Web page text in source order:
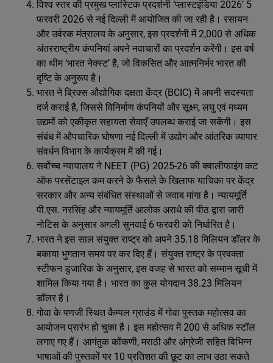
विश्व स्तर की प्रमुख प्लास्टिक प्रदर्शनी ‘प्लास्टइंडिया 2026’ 5
फरवरी 2026 से नई दिल्ली में आयोजित की जा रही है। रसायन
और उर्वरक मंत्रालय के अनुसार, इस प्रदर्शनी में 2,000 से अधिक
अंतरराष्ट्रीय कंपनियां अपने नवाचारों का प्रदर्शन करेंगी। इस वर्ष
का थीम ‘भारत नेक्स्ट’ है, जो विकसित और आत्मनिर्भर भारत की
दृष्टि के अनुरूप है।
भारत ने ब्रिक्स औद्योगिक दक्षता केंद्र (BCIC) में अपनी सदस्यता
दर्ज कराई है, जिससे विनिर्माण कंपनियों और सूक्ष्म, लघु एवं मध्यम
उद्यमों को एकीकृत सहायता सेवाएँ उपलब्ध कराई जा सकेंगी। इस
संबंध में औपचारिक घोषणा नई दिल्ली में उद्योग और आंतरिक व्यापार
संवर्धन विभाग के कार्यक्रम में की गई।
सर्वोच्च न्यायालय ने NEET (PG) 2025-26 की क्‍वालीफाइंग कट
ऑफ परसेंटाइल कम करने के फैसले के खिलाफ याचिका पर केंद्र
सरकार और अन्य संबंधित संस्थाओं से जवाब मांगा है। न्यायमूर्ति
पी.एस. नरसिंह और न्यायमूर्ति आलोक अराधे की पीठ द्वारा जारी
नोटिस के अनुसार अगली सुनवाई 6 फरवरी को निर्धारित है।
भारत ने इस साल संयुक्त राष्ट्र को अपने 35.18 मिलियन डॉलर के
बकाया भुगतान समय पर कर दिए हैं। संयुक्त राष्ट्र के प्रवक्ता
स्टीफन डुजारिक के अनुसार, इस वजह से भारत को सम्मान सूची में
शामिल किया गया है। भारत का कुल योगदान 38.23 मिलियन
डॉलर है।
गोवा के पणजी स्थित कैम्पल ग्राउंड में गोवा पुस्तक महोत्सव का
आयोजन प्रारंभ हो चुका है। इस महोत्सव में 200 से अधिक स्टॉल
लगाए गए हैं। आगंतुक कोंकणी, मराठी और अंग्रेजी सहित विभिन्न
भाषाओं की पुस्तकों पर 10 प्रतिशत की छूट का लाभ उठा सकते